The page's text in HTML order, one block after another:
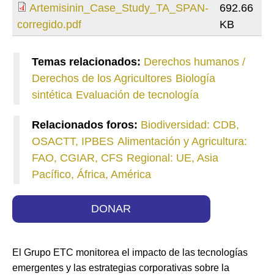
Artemisinin_Case_Study_TA_SPAN-
corregido.pdf
692.66
KB
Temas relacionados: Derechos humanos /
Derechos de los Agricultores Biología
sintética Evaluación de tecnología
Relacionados foros: Biodiversidad: CDB,
OSACTT, IPBES Alimentación y Agricultura:
FAO, CGIAR, CFS Regional: UE, Asia
Pacífico, África, América
DONAR
El Grupo ETC monitorea el impacto de las tecnologías
emergentes y las estrategias corporativas sobre la